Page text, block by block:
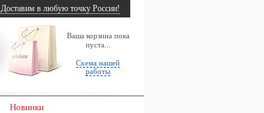
Ваша корзина пока
пуста...
Схема нашей
работы
Доставим в любую точку России!
Новинки